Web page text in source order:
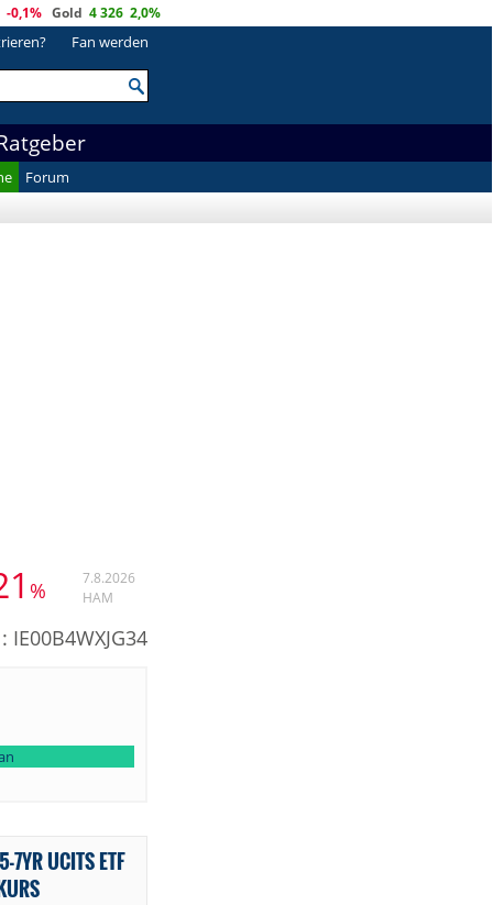
-0,1% Gold 4 326 2,0%
Fan werden
Forum
%
7.8.2026
HAM
IE00B4WXJG34
7YR UCITS ETF